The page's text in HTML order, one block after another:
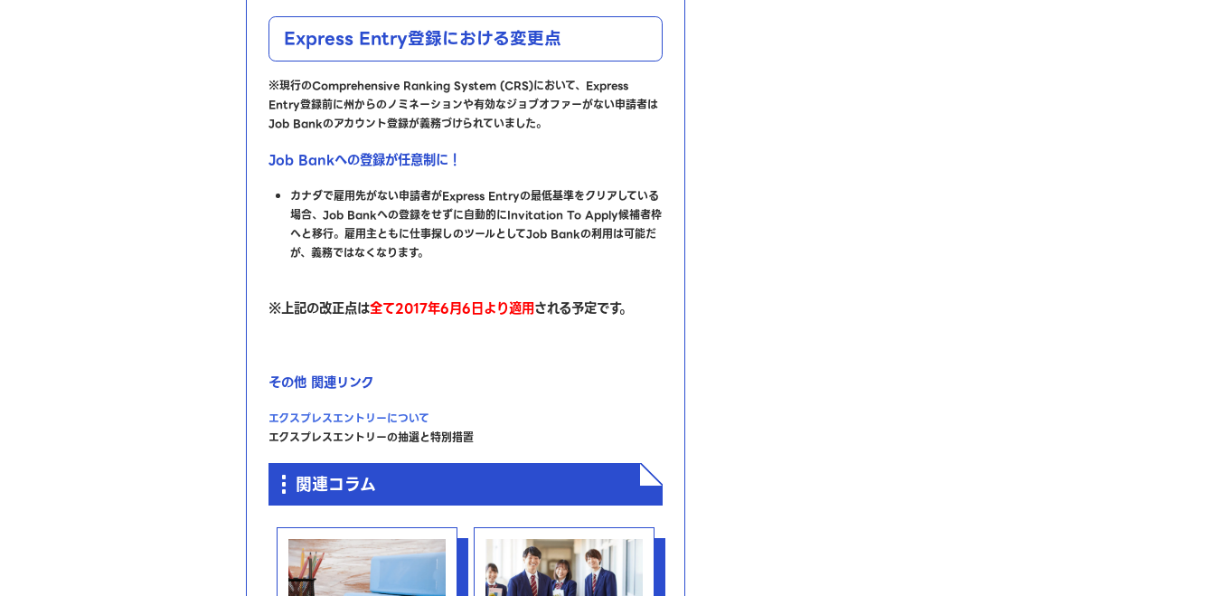
Express Entry登録における変更点
※現行のComprehensive Ranking System (CRS)において、Express
Entry登録前に州からのノミネーションや有効なジョブオファーがない申請者は
Job Bankのアカウント登録が義務づけられていました。
Job Bankへの登録が任意制に！
カナダで雇用先がない申請者がExpress Entryの最低基準をクリアしている
場合、Job Bankへの登録をせずに自動的にInvitation To Apply候補者枠
へと移行。雇用主ともに仕事探しのツールとしてJob Bankの利用は可能だ
が、義務ではなくなります。
※上記の改正点は全て2017年6月6日より適用される予定です。
その他 関連リンク
エクスプレスエントリーについて
エクスプレスエントリーの抽選と特別措置
関連コラム